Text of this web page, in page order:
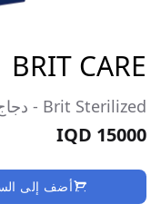
BRIT CARE
Brit Sterilized - دجاج
15000 IQD
أضف إلى